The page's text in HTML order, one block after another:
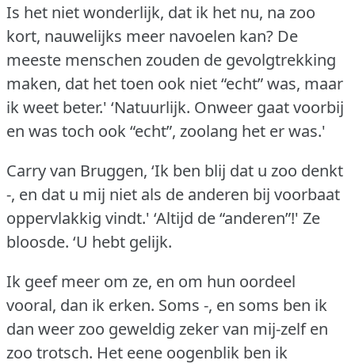
Is het niet wonderlijk, dat ik het nu, na zoo
kort, nauwelijks meer navoelen kan? De
meeste menschen zouden de gevolgtrekking
maken, dat het toen ook niet “echt” was, maar
ik weet beter.' ‘Natuurlijk. Onweer gaat voorbij
en was toch ook “echt”, zoolang het er was.'
Carry van Bruggen, ‘Ik ben blij dat u zoo denkt
-, en dat u mij niet als de anderen bij voorbaat
oppervlakkig vindt.' ‘Altijd de “anderen”!' Ze
bloosde. ‘U hebt gelijk.
Ik geef meer om ze, en om hun oordeel
vooral, dan ik erken. Soms -, en soms ben ik
dan weer zoo geweldig zeker van mij-zelf en
zoo trotsch. Het eene oogenblik ben ik